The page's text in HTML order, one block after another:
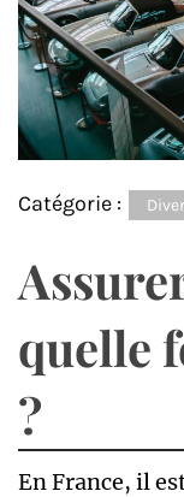
Catégorie :
quelle
?
En France, il